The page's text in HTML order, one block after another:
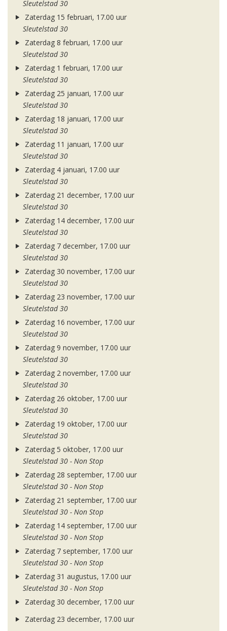
Sleutelstad 30
Zaterdag 15 februari, 17.00 uur
Sleutelstad 30
Zaterdag 8 februari, 17.00 uur
Sleutelstad 30
Zaterdag 1 februari, 17.00 uur
Sleutelstad 30
Zaterdag 25 januari, 17.00 uur
Sleutelstad 30
Zaterdag 18 januari, 17.00 uur
Sleutelstad 30
Zaterdag 11 januari, 17.00 uur
Sleutelstad 30
Zaterdag 4 januari, 17.00 uur
Sleutelstad 30
Zaterdag 21 december, 17.00 uur
Sleutelstad 30
Zaterdag 14 december, 17.00 uur
Sleutelstad 30
Zaterdag 7 december, 17.00 uur
Sleutelstad 30
Zaterdag 30 november, 17.00 uur
Sleutelstad 30
Zaterdag 23 november, 17.00 uur
Sleutelstad 30
Zaterdag 16 november, 17.00 uur
Sleutelstad 30
Zaterdag 9 november, 17.00 uur
Sleutelstad 30
Zaterdag 2 november, 17.00 uur
Sleutelstad 30
Zaterdag 26 oktober, 17.00 uur
Sleutelstad 30
Zaterdag 19 oktober, 17.00 uur
Sleutelstad 30
Zaterdag 5 oktober, 17.00 uur
Sleutelstad 30 - Non Stop
Zaterdag 28 september, 17.00 uur
Sleutelstad 30 - Non Stop
Zaterdag 21 september, 17.00 uur
Sleutelstad 30 - Non Stop
Zaterdag 14 september, 17.00 uur
Sleutelstad 30 - Non Stop
Zaterdag 7 september, 17.00 uur
Sleutelstad 30 - Non Stop
Zaterdag 31 augustus, 17.00 uur
Sleutelstad 30 - Non Stop
Zaterdag 30 december, 17.00 uur
Zaterdag 23 december, 17.00 uur